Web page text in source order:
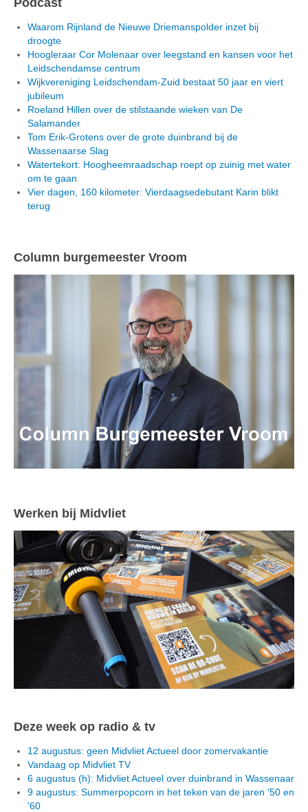
Podcast
Waarom Rijnland de Nieuwe Driemanspolder inzet bij
droogte
Hoogleraar Cor Molenaar over leegstand en kansen voor het
Leidschendamse centrum
Wijkvereniging Leidschendam-Zuid bestaat 50 jaar en viert
jubileum
Roeland Hillen over de stilstaande wieken van De
Salamander
Tom Erik-Grotens over de grote duinbrand bij de
Wassenaarse Slag
Watertekort: Hoogheemraadschap roept op zuinig met water
om te gaan
Vier dagen, 160 kilometer: Vierdaagsedebutant Karin blikt
terug
Column burgemeester Vroom
Werken bij Midvliet
Deze week op radio & tv
12 augustus: geen Midvliet Actueel door zomervakantie
Vandaag op Midvliet TV
6 augustus (h): Midvliet Actueel over duinbrand in Wassenaar
9 augustus: Summerpopcorn in het teken van de jaren '50 en
'60